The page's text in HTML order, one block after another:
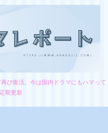
び復活。今は国内ドラマにもハマって
期更新